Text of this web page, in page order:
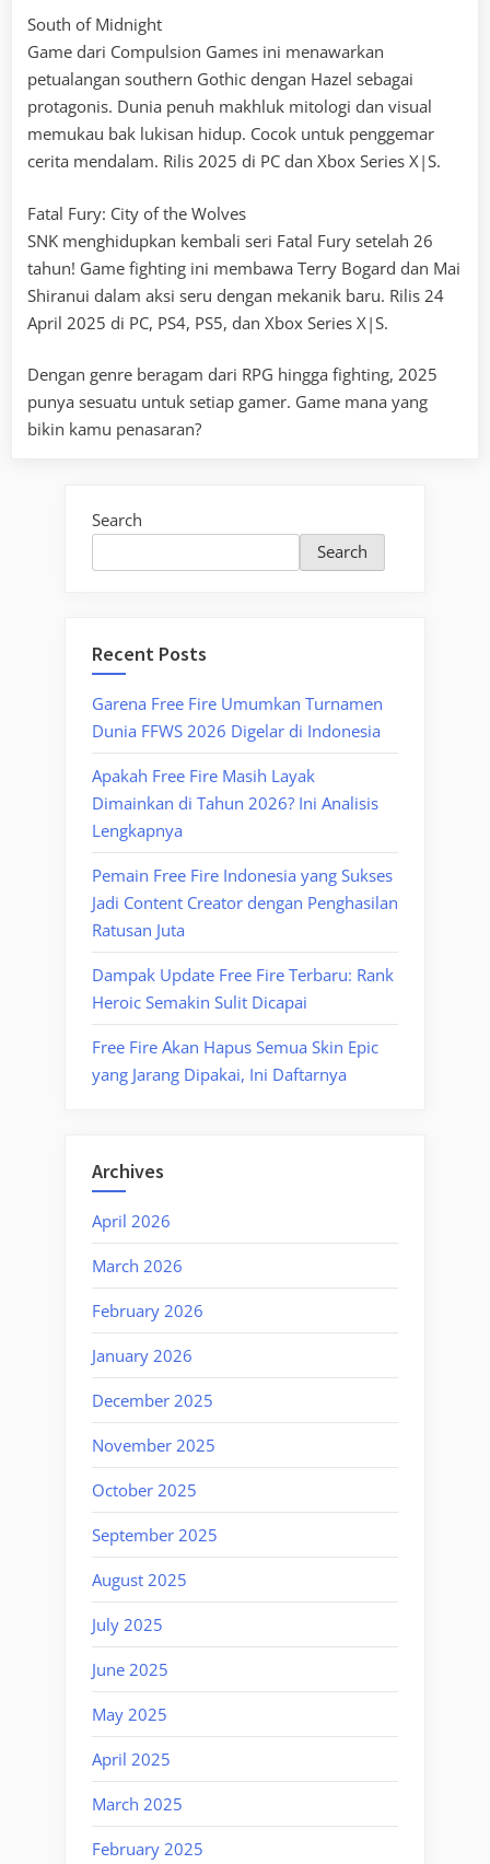
South of Midnight
Game dari Compulsion Games ini menawarkan
petualangan southern Gothic dengan Hazel sebagai
protagonis. Dunia penuh makhluk mitologi dan visual
memukau bak lukisan hidup. Cocok untuk penggemar
cerita mendalam. Rilis 2025 di PC dan Xbox Series X|S.
Fatal Fury: City of the Wolves
SNK menghidupkan kembali seri Fatal Fury setelah 26
tahun! Game fighting ini membawa Terry Bogard dan Mai
Shiranui dalam aksi seru dengan mekanik baru. Rilis 24
April 2025 di PC, PS4, PS5, dan Xbox Series X|S.
Dengan genre beragam dari RPG hingga fighting, 2025
punya sesuatu untuk setiap gamer. Game mana yang
bikin kamu penasaran?
Search
Search
Recent Posts
Garena Free Fire Umumkan Turnamen
Dunia FFWS 2026 Digelar di Indonesia
Apakah Free Fire Masih Layak
Dimainkan di Tahun 2026? Ini Analisis
Lengkapnya
Pemain Free Fire Indonesia yang Sukses
Jadi Content Creator dengan Penghasilan
Ratusan Juta
Dampak Update Free Fire Terbaru: Rank
Heroic Semakin Sulit Dicapai
Free Fire Akan Hapus Semua Skin Epic
yang Jarang Dipakai, Ini Daftarnya
Archives
April 2026
March 2026
February 2026
January 2026
December 2025
November 2025
October 2025
September 2025
August 2025
July 2025
June 2025
May 2025
April 2025
March 2025
February 2025